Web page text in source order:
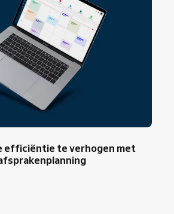
efficiëntie te verhogen met